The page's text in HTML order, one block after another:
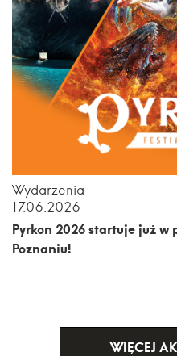
Wydarzenia
17.06.2026
Pyrkon 2026 startuje już w
Poznaniu!
WIĘCEJ